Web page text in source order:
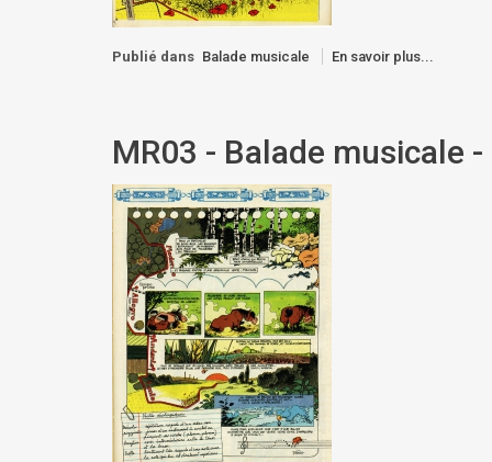
Publié dans Balade musicale En savoir plus...
MR03 - Balade musicale -